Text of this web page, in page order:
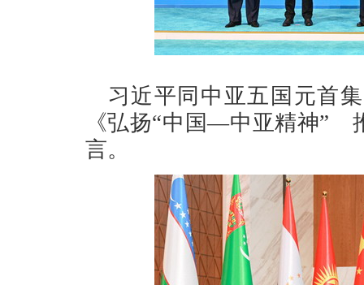
习近平同中亚五国元首
《弘扬“中国—中亚精神”
言。